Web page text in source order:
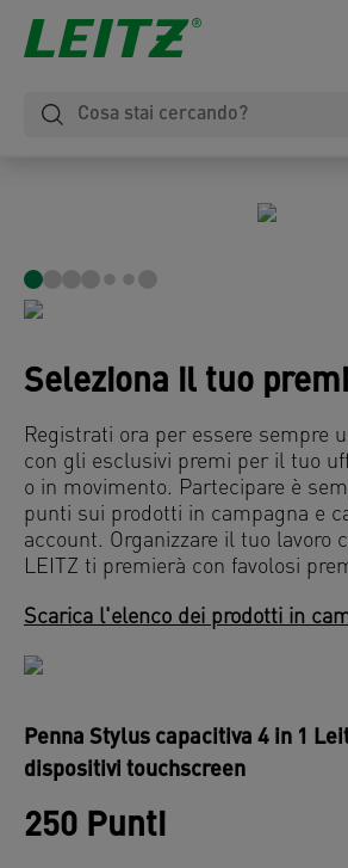
Seleziona il tuo
Registrati ora per essere sempre
con gli esclusivi premi per il tuo
o in movimento. Partecipare è
punti sui prodotti in campagna e
account. Organizzare il tuo lavoro
LEITZ ti premierà con favolosi
Scarica l'elenco dei prodotti in
Penna Stylus capacitiva 4 in 1
dispositivi touchscreen
250 Punti